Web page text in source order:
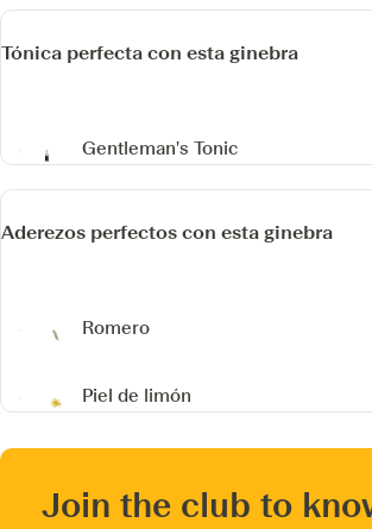
Tónica perfecta con esta ginebra
Gentleman's Tonic
Aderezos perfectos con esta ginebra
Romero
Piel de limón
Join the club to